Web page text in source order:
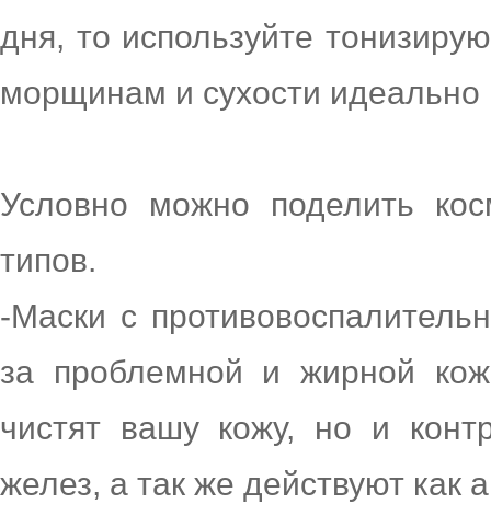
дня, то используйте
морщинам и сухости идеально
Условно можно поделить
типов.
-Маски с
за проблемной и жирной
чистят вашу кожу, но и
желез, а так же действуют как